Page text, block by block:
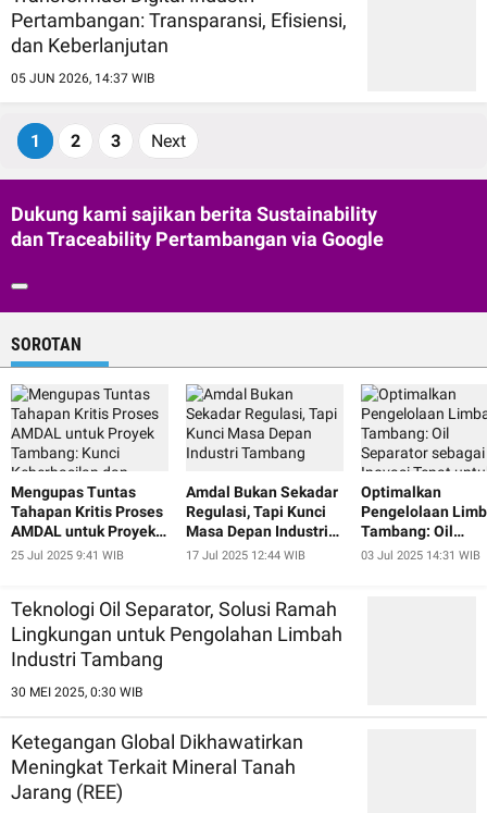
Pertambangan: Transparansi, Efisiensi,
dan Keberlanjutan
05 JUN 2026, 14:37 WIB
1 2 3 Next
Dukung kami sajikan berita Sustainability
dan Traceability Pertambangan via Google
SOROTAN
Mengupas Tuntas
Tahapan Kritis Proses
AMDAL untuk Proyek
Tambang: Kunci
25 Jul 2025 9:41 WIB
Amdal Bukan Sekadar
Regulasi, Tapi Kunci
Masa Depan Industri
Tambang
17 Jul 2025 12:44 WIB
Optimalkan
Pengelolaan
Tambang: Oil
Separator
03 Jul 2025 14:31 WIB
Teknologi Oil Separator, Solusi Ramah
Lingkungan untuk Pengolahan Limbah
Industri Tambang
30 MEI 2025, 0:30 WIB
Ketegangan Global Dikhawatirkan
Meningkat Terkait Mineral Tanah
Jarang (REE)